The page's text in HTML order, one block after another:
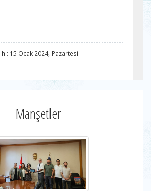
15 Ocak 2024, Pazartesi
Manşetler